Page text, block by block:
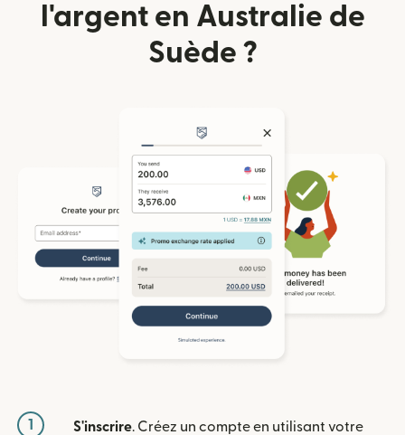
l'argent en Australie de
Suède ?
1 S'inscrire. Créez un compte en utilisant votre